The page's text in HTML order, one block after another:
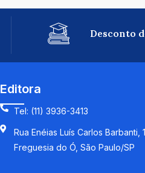
Desconto
Editora
Tel: (11) 3936-3413
Rua Enéias Luís Carlos Barbanti,
Freguesia do Ó, São Paulo/SP